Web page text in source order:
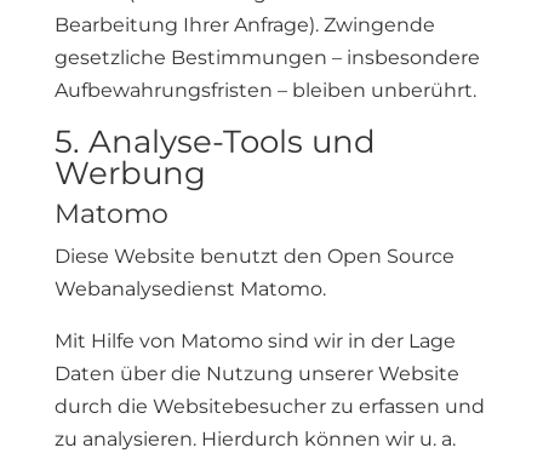
Bearbeitung Ihrer Anfrage). Zwingende
gesetzliche Bestimmungen – insbesondere
Aufbewahrungsfristen – bleiben unberührt.
5. Analyse-Tools und
Werbung
Matomo
Diese Website benutzt den Open Source
Webanalysedienst Matomo.
Mit Hilfe von Matomo sind wir in der Lage
Daten über die Nutzung unserer Website
durch die Websitebesucher zu erfassen und
zu analysieren. Hierdurch können wir u. a.